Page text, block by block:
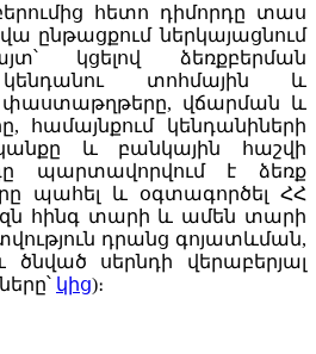
հետո դիմորդը տաս
ընթացքում ներկայացնում
կցելով ձեռքբերման
տոհմային և
վճարման և
համայնքում կենդանիների
և բանկային հաշվի
պարտավորվում է ձեռք
պահել և օգտագործել ՀՀ
հինգ տարի և ամեն տարի
դրանց գոյատևման,
ծնված սերնդի վերաբերյալ
կից)։